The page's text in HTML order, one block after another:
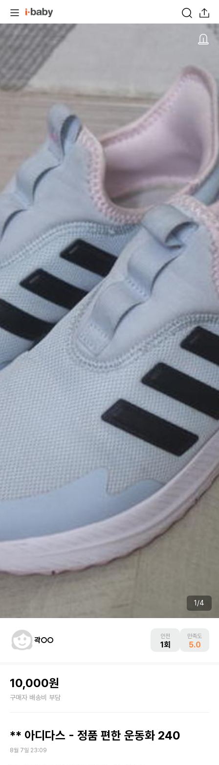
1 /4
곽○○ 안전
1회
만족도
5.0
10,000원
구매자 배송비 부담
** 아디다스 - 정품 편한 운동화 240
8월 7일 23:09